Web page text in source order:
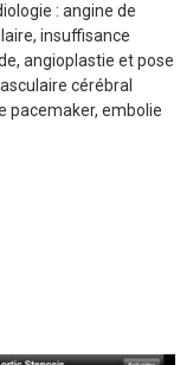
: angine de
insuffisance
angioplastie et pose
cérébral
pacemaker, embolie